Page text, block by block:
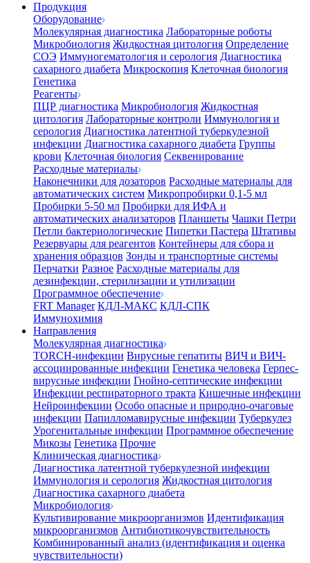
Продукция
Оборудование
Молекулярная диагностика Лабораторные роботы
Микробиология Жидкостная цитология Определение
СОЭ Иммуногематология и серология Диагностика
сахарного диабета Микроскопия Клеточная биология
Генетика
Реагенты
ПЦР диагностика Микробиология Жидкостная
цитология Лабораторные контроли Иммунология и
серология Диагностика латентной туберкулезной
инфекции Диагностика сахарного диабета Группы
крови Клеточная биология Секвенирование
Расходные материалы
Наконечники для дозаторов Расходные материалы для
автоматических систем Микропробирки 0,1-5 мл
Пробирки 5-50 мл Пробирки для ИФА и
автоматических анализаторов Планшеты Чашки Петри
Петли бактериологические Пипетки Пастера Штативы
Резервуары для реагентов Контейнеры для сбора и
хранения образцов Зонды и транспортные системы
Перчатки Разное Расходные материалы для
дезинфекции, стерилизации и утилизации
Программное обеспечение
FRT Manager КДЛ-МАКС КДЛ-СПК
Иммунохимия
Направления
Молекулярная диагностика
TORCH-инфекции Вирусные гепатиты ВИЧ и ВИЧ-
ассоциированные инфекции Генетика человека Герпес-
вирусные инфекции Гнойно-септические инфекции
Инфекции респираторного тракта Кишечные инфекции
Нейроинфекции Особо опасные и природно-очаговые
инфекции Папилломавирусные инфекции Туберкулез
Урогенитальные инфекции Программное обеспечение
Микозы Генетика Прочие
Клиническая диагностика
Диагностика латентной туберкулезной инфекции
Иммунология и серология Жидкостная цитология
Диагностика сахарного диабета
Микробиология
Культивирование микроорганизмов Идентификация
микроорганизмов Антибиотикочувствительность
Комбинированный анализ (идентификация и оценка
чувствительности)